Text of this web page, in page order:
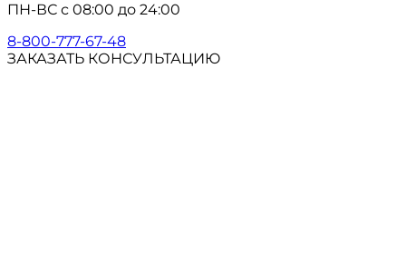
ПН-ВС с 08:00 до 24:00
8-800-777-67-48
ЗАКАЗАТЬ КОНСУЛЬТАЦИЮ